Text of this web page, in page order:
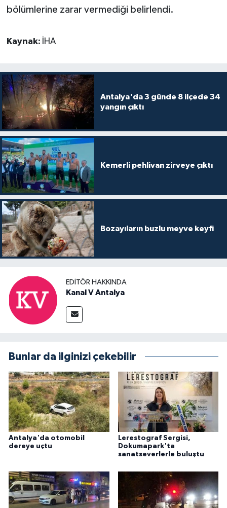
bölümlerine zarar vermediği belirlendi.
Kaynak: İHA
Antalya'da 3 günde 8 ilçede 34
yangın çıktı
Kemerli pehlivan zirveye çıktı
Bozayıların buzlu meyve keyfi
EDITÖR HAKKINDA
Kanal V Antalya
Bunlar da ilginizi çekebilir
Antalya'da otomobil
dereye uçtu
Lerestograf Sergisi,
Dokumapark'ta
sanatseverlerle buluştu